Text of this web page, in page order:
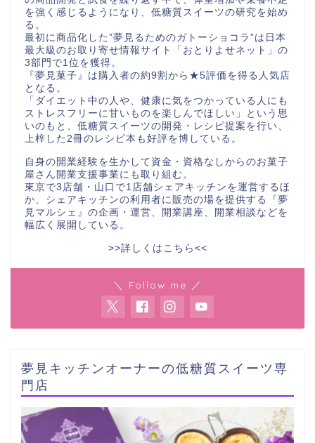
を強く感じるようになり、低糖質スイーツの研究を始め
る。
最初に商品化した”夢見るためのガトーショコラ”は日本
最大級のお取り寄せ情報サイト「おとりよせネット」の
3部門で1位を獲得。
『夢見菓子』は購入者の約9割から★5評価を得る人気店
となる。
「ダイエット中の人や、健康に気をつかっている人にも
ストレスフリーに甘いものを楽しんでほしい」という思
いのもと、低糖質スイーツの開発・レシピ提案を行い、
上梓した2冊のレシピ本も好評を博している。
自身の開業経験を生かして資金・資格なしからのお菓子
屋さん開業支援事業にも取り組む。
東京で3店舗・山口で1店舗シェアキッチンを運営するほ
か、シェアキッチンの利用者に販売の場を提供する『夢
見マルシェ』の企画・運営、開業講座、開業相談などを
幅広く展開している。
>>詳しくはこちら<<
＼ Follow me ／
夢見キッチンオーナーの低糖質スイーツ専
門店